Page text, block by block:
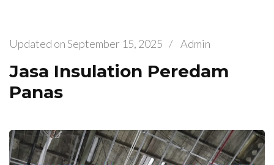
Updated onSeptember 15, 2025 / Admin
Jasa Insulation Peredam
Panas